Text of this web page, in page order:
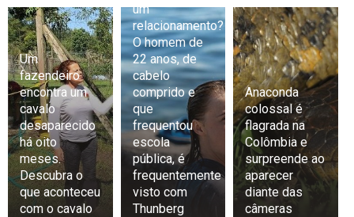
Um
fazendeiro
encontra um
cavalo
desaparecido
há oito
meses.
Descubra o
que aconteceu
com o cavalo
um
relacionamento?
O homem de
22 anos, de
cabelo
comprido e
que
frequentou
escola
pública, é
frequentemente
visto com
Thunberg
Anaconda
colossal é
flagrada na
Colômbia e
surpreende ao
aparecer
diante das
câmeras